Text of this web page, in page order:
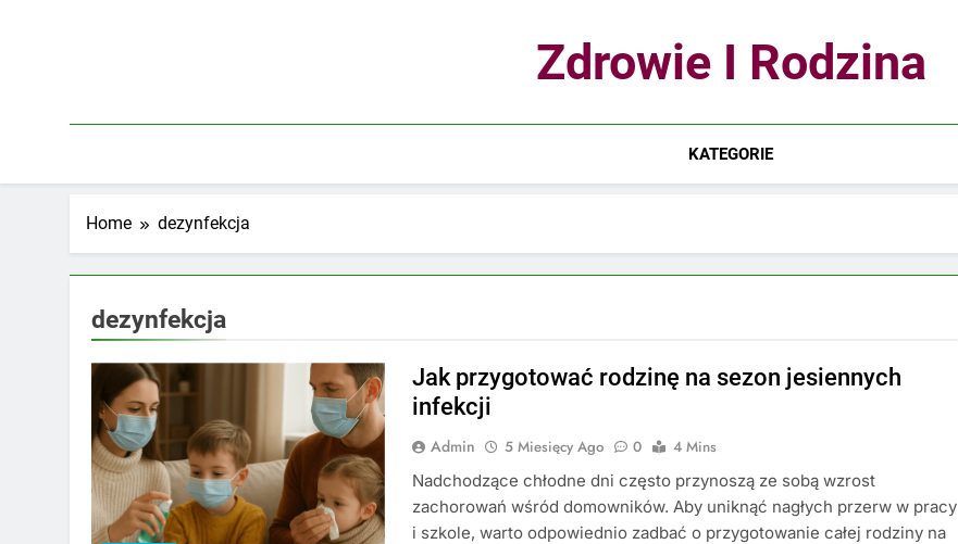
Zdrowie I Rodzina
KATEGORIE
Home dezynfekcja
dezynfekcja
Jak przygotować rodzinę na sezon jesiennych
infekcji
Admin 5 Miesięcy Ago 0
4 Mins
Nadchodzące chłodne dni często przynoszą ze sobą wzrost
zachorowań wśród domowników. Aby uniknąć nagłych przerw w pracy
i szkole, warto odpowiednio zadbać o przygotowanie całej rodziny na